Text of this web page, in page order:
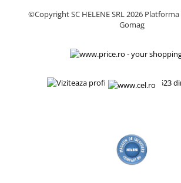
©Copyright SC HELENE SRL 2026 Platforma
Gomag